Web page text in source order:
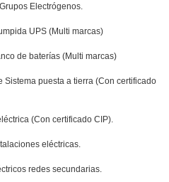
Electrógenos.
UPS (Multi marcas)
de baterías (Multi marcas)
puesta a tierra (Con certificado
(Con certificado CIP).
eléctricas.
redes secundarias.